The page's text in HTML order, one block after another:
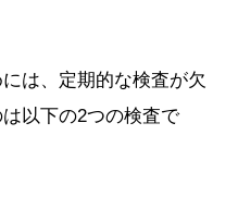
は、定期的な検査が欠
以下の2つの検査で